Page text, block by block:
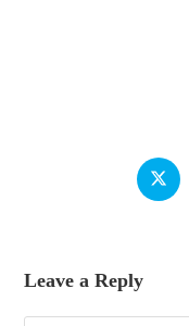
Leave a Reply